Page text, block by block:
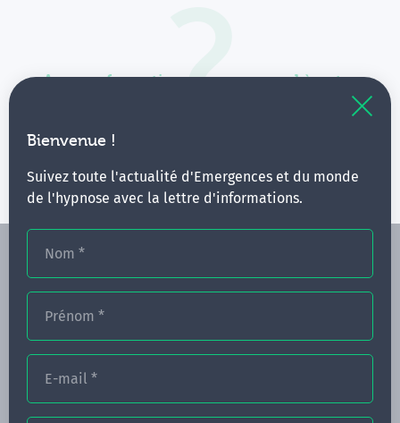
Bienvenue !
Suivez toute l'actualité d'Emergences et du monde
de l'hypnose avec la lettre d'informations.
Nom *
Prénom *
E-mail *
Aucune formation ne correspond à votre
Vous pouvez renouveler votre requête en élargissant
FORMATIONS
NOS FORMATEURS